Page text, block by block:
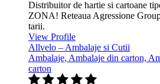
Distribuitor de hartie si cartoane
ZONA! Reteaua Agressione
tarii.
View Profile
Allvelo – Ambalaje si Cutii
Ambalaje, Ambalaje din carton,
carton